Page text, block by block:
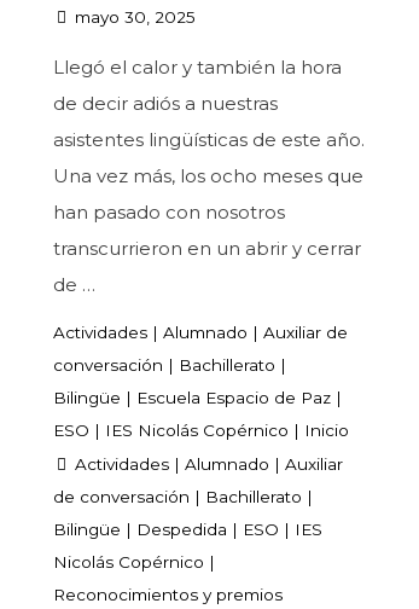
mayo 30, 2025
Llegó el calor y también la hora
de decir adiós a nuestras
asistentes lingüísticas de este año.
Una vez más, los ocho meses que
han pasado con nosotros
transcurrieron en un abrir y cerrar
de …
Actividades | Alumnado | Auxiliar de
conversación | Bachillerato |
Bilingüe | Escuela Espacio de Paz |
ESO | IES Nicolás Copérnico | Inicio
Actividades| Alumnado | Auxiliar
de conversación | Bachillerato |
Bilingüe | Despedida | ESO | IES
Nicolás Copérnico |
Reconocimientos y premios